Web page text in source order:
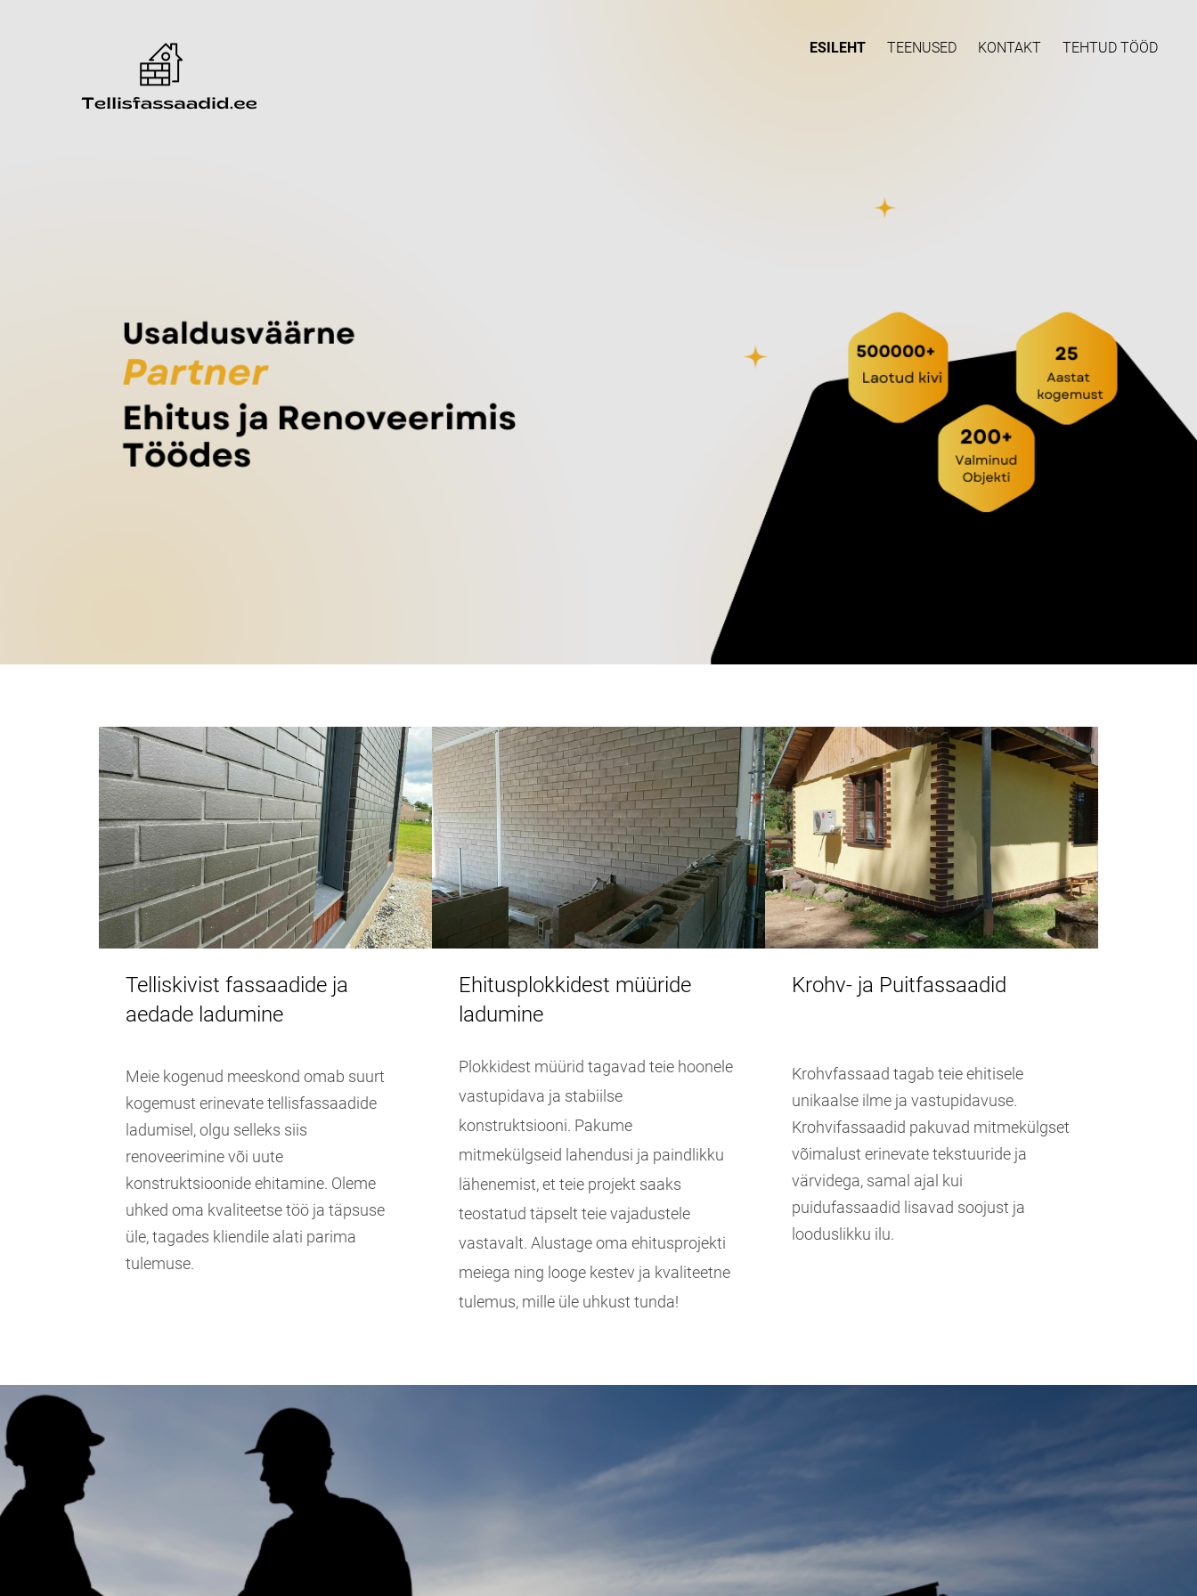
ESILEHT TEENUSED KONTAKT TEHTUD TÖÖD
Telliskivist fassaadide ja
aedade ladumine
Meie kogenud meeskond omab suurt
kogemust erinevate tellisfassaadide
ladumisel, olgu selleks siis
renoveerimine või uute
konstruktsioonide ehitamine. Oleme
uhked oma kvaliteetse töö ja täpsuse
üle, tagades kliendile alati parima
tulemuse.
Ehitusplokkidest müüride
ladumine
Plokkidest müürid tagavad teie hoonele
vastupidava ja stabiilse
konstruktsiooni. Pakume
mitmekülgseid lahendusi ja paindlikku
lähenemist, et teie projekt saaks
teostatud täpselt teie vajadustele
vastavalt. Alustage oma ehitusprojekti
meiega ning looge kestev ja kvaliteetne
tulemus, mille üle uhkust tunda!
Krohv- ja Puitfassaadid
Krohvfassaad tagab teie ehitisele
unikaalse ilme ja vastupidavuse.
Krohvifassaadid pakuvad mitmekülgset
võimalust erinevate tekstuuride ja
värvidega, samal ajal kui
puidufassaadid lisavad soojust ja
looduslikku ilu.